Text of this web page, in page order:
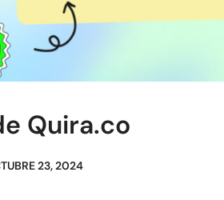
Quira.co
23, 2024